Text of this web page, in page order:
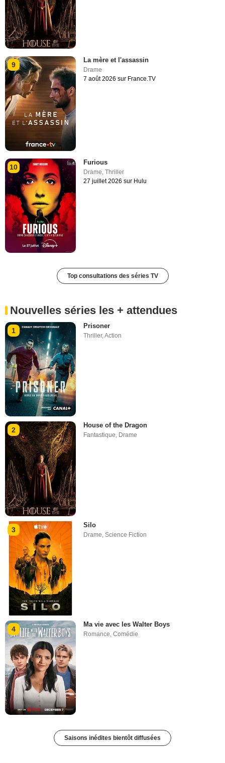
9
La mère et l'assassin
Drame
7 août 2026 sur France.TV
10
Furious
Drame ,Thriller
27 juillet 2026 sur Hulu
Top consultations des séries TV
Nouvelles séries les + attendues
1
Prisoner
Thriller,Action
2
House of the Dragon
Fantastique, Drame
3
Silo
Drame ,Science Fiction
4
Ma vie avec les Walter Boys
Romance,Comédie
Saisons inédites bientôt diffusées